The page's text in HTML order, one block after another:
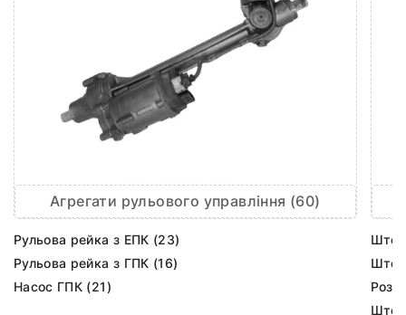
Агрегати рульового управління (60)
Рульова рейка з ЕПК (23)
Рульова рейка з ГПК (16)
Насос ГПК (21)
Шток
Шток